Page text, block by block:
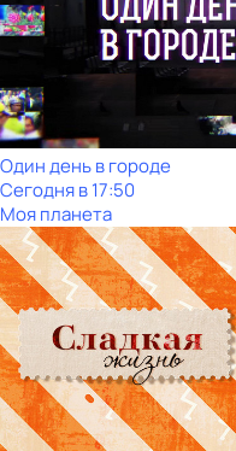
Один день в городе
Сегодня в 17:50
Моя планета